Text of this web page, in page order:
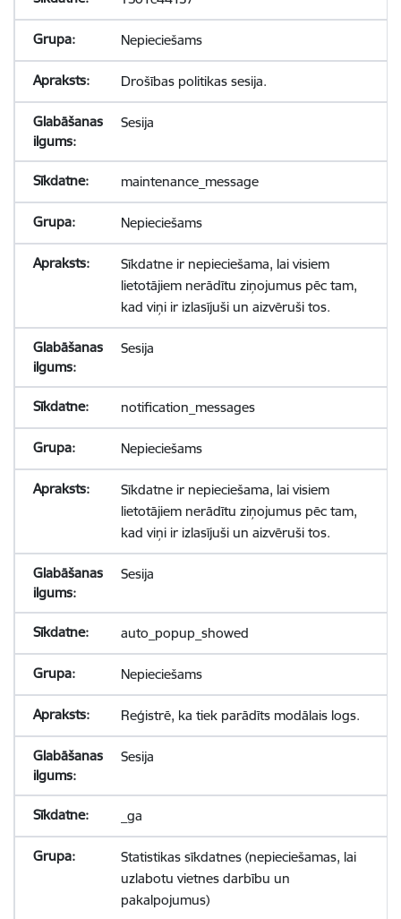
Nepieciešams
Drošības politikas sesija.
Sesija
maintenance_message
Nepieciešams
Sīkdatne ir nepieciešama, lai visiem
lietotājiem nerādītu ziņojumus pēc tam,
kad viņi ir izlasījuši un aizvēruši tos.
Sesija
notification_messages
Nepieciešams
Sīkdatne ir nepieciešama, lai visiem
lietotājiem nerādītu ziņojumus pēc tam,
kad viņi ir izlasījuši un aizvēruši tos.
Sesija
auto_popup_showed
Nepieciešams
Reģistrē, ka tiek parādīts modālais logs.
Sesija
_ga
Statistikas sīkdatnes (nepieciešamas, lai
uzlabotu vietnes darbību un
pakalpojumus)